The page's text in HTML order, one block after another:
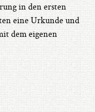
in den ersten
eine Urkunde und
dem eigenen